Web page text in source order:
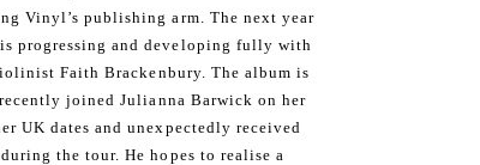
Vinyl’s publishing arm. The next year
progressing and developing fully with
Faith Brackenbury. The album is
joined Julianna Barwick on her
UK dates and unexpectedly received
the tour. He hopes to realise a